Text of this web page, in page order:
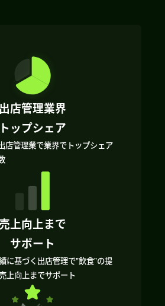
出店管理業界
トップシェア
店管理業で業界でトップシェア
売上向上まで
サポート
に基づく出店管理で”飲食”の提
上向上までサポート